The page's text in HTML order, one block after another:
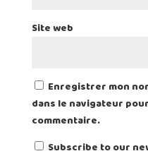
Site web
Enregistrer mon
dans le navigateur
commentaire.
Subscribe to our